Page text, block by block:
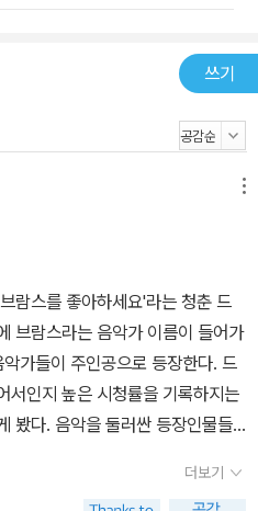
니다. 이런 문제점들을 자꾸 느끼
래피 2017년 11월호> 고쿠분 고
있다. 또 사회 구조나 개인의 의지
건이다. -‘옮긴이의 말’ 중에서
쓰기
람스를 좋아하세요'라는 청춘 드
브람스라는 음악가 이름이 들어가
서인지 높은 시청률을 기록하지는
봤다. 음악을 둘러싼 등장인물들
쓴 '중동태의 세계'를 읽게 되었
더보기